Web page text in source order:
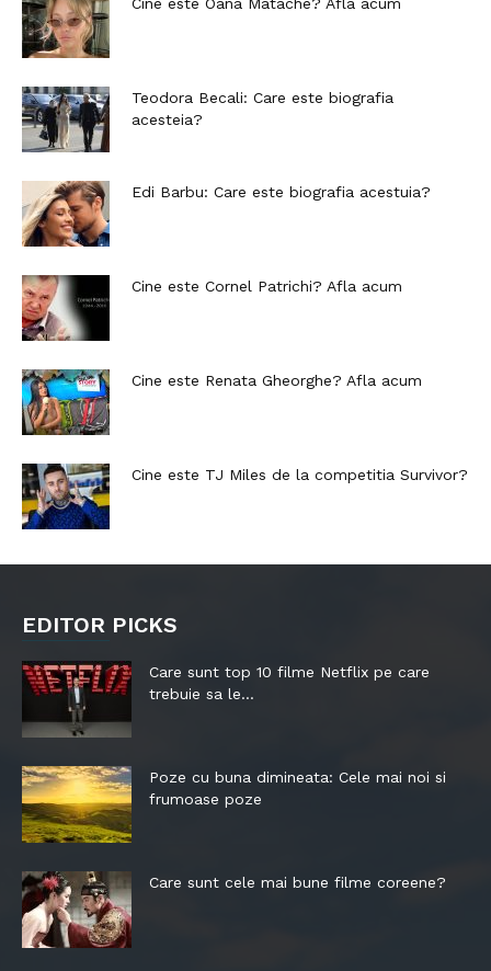
Teodora Becali: Care este biografia
acesteia?
Edi Barbu: Care este biografia acestuia?
Cine este Cornel Patrichi? Afla acum
Cine este Renata Gheorghe? Afla acum
Cine este TJ Miles de la competitia Survivor?
EDITOR PICKS
Care sunt top 10 filme Netflix pe care
trebuie sa le...
Poze cu buna dimineata: Cele mai noi si
frumoase poze
Care sunt cele mai bune filme coreene?